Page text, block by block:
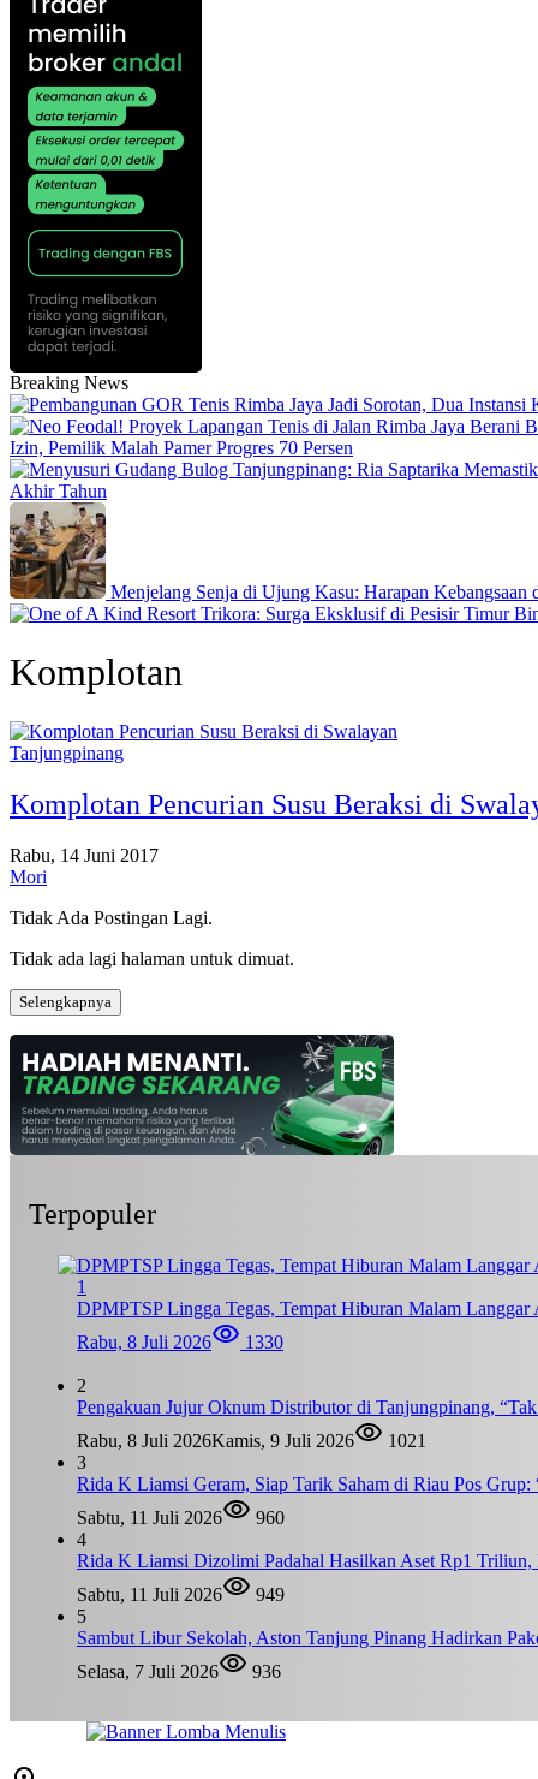
Breaking News
Izin, Pemilik Malah Pamer Progres 70 Persen
Akhir Tahun
Menjelang Senja di Ujung Kasu: Harapan
Komplotan
Tanjungpinang
Komplotan Pencurian Susu Beraksi di
Rabu, 14 Juni 2017
Mori
Tidak Ada Postingan Lagi.
Tidak ada lagi halaman untuk dimuat.
Selengkapnya
Terpopuler
1
DPMPTSP Lingga Tegas, Tempat Hiburan Malam Langgar
Rabu, 8 Juli 2026
1330
2
Pengakuan Jujur Oknum Distributor di Tanjungpinang,
Rabu, 8 Juli 2026Kamis, 9 Juli 2026
1021
3
Rida K Liamsi Geram, Siap Tarik Saham di Riau Pos
Sabtu, 11 Juli 2026
960
4
Rida K Liamsi Dizolimi Padahal Hasilkan Aset Rp1 Triliun,
Sabtu, 11 Juli 2026
949
5
Sambut Libur Sekolah, Aston Tanjung Pinang Hadirkan
Selasa, 7 Juli 2026
936